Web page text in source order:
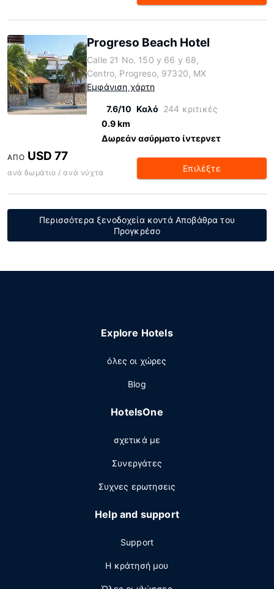
Progreso Beach Hotel
Calle 21 No. 150 y 66 y 68,
Centro, Progreso, 97320, MX
Εμφάνιση χάρτη
7.6/10 Καλό 244 κριτικές
0.9 km
Δωρεάν ασύρματο ίντερνετ
ΑΠΌ USD 77
ανά δωμάτιο / ανά νύχτα Επιλέξτε
Περισσότερα ξενοδοχεία κοντά Αποβάθρα του
Προγκρέσο
Explore Hotels
όλες οι χώρες
Blog
HotelsOne
σχετικά με
Συνεργάτες
Συχνες ερωτησεις
Help and support
Support
Η κράτησή μου